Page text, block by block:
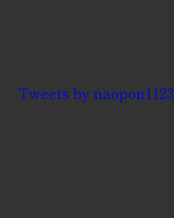
Tweets by naopon1123